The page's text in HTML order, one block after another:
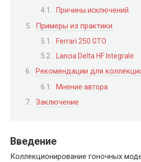
Причины исключений
Примеры из практики
Ferrari 250 GTO
Lancia Delta HF Integrale
Рекомендации для
Мнение автора
Заключение
Введение
Коллекционирование гоночных